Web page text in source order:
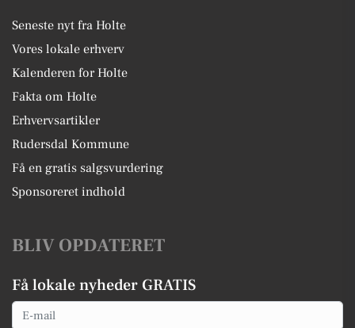
Seneste nyt fra Holte
Vores lokale erhverv
Kalenderen for Holte
Fakta om Holte
Erhvervsartikler
Rudersdal Kommune
Få en gratis salgsvurdering
Sponsoreret indhold
BLIV OPDATERET
Få lokale nyheder GRATIS
Email